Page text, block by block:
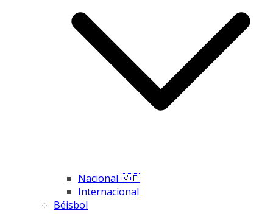
Nacional 🇻🇪
Internacional
Béisbol